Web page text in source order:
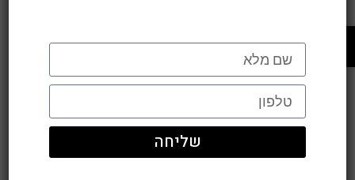
פתח סרגל נגישות
שליחה